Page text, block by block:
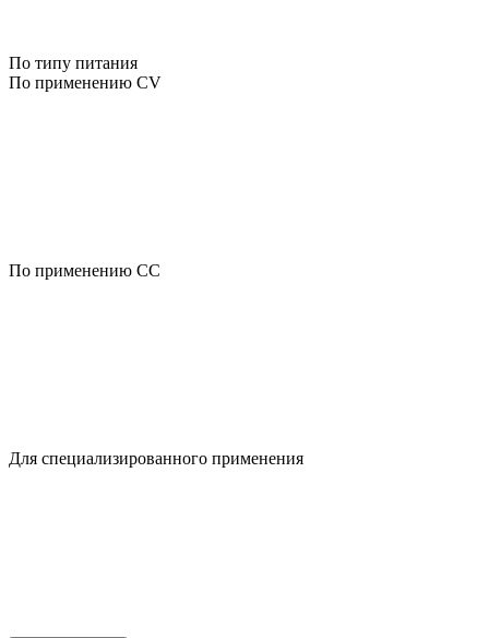
По типу питания
По применению CV
По применению CC
Для специализированного применения